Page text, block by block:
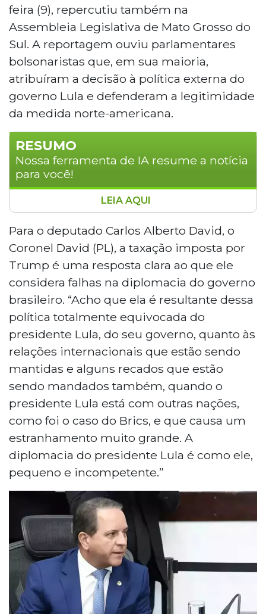
feira (9), repercutiu também na
Assembleia Legislativa de Mato Grosso do
Sul. A reportagem ouviu parlamentares
bolsonaristas que, em sua maioria,
atribuíram a decisão à política externa do
governo Lula e defenderam a legitimidade
da medida norte-americana.
RESUMO
Nossa ferramenta de IA resume a notícia
para você!
Parlamentares bolsonaristas da
Assembleia Legislativa de Mato Grosso do
Sul defendem a legitimidade da tarifa de
50% imposta por Donald Trump às
exportações brasileiras para os Estados
Unidos. Os deputados atribuem a medida
à política externa do governo Lula e às
decisões tomadas durante a reunião do
Brics. Enquanto alguns parlamentares
criticam a diplomacia do atual governo,
outros demonstram preocupação com os
impactos econômicos para o estado,
especialmente nos setores de carne
bovina e celulose. O presidente da
Assembleia, Gerson Claro, defende que a
questão seja tratada com equilíbrio,
priorizando o diálogo diplomático entre os
países.
LEIA AQUI
Para o deputado Carlos Alberto David, o
Coronel David (PL), a taxação imposta por
Trump é uma resposta clara ao que ele
considera falhas na diplomacia do governo
brasileiro. “Acho que ela é resultante dessa
política totalmente equivocada do
presidente Lula, do seu governo, quanto às
relações internacionais que estão sendo
mantidas e alguns recados que estão
sendo mandados também, quando o
presidente Lula está com outras nações,
como foi o caso do Brics, e que causa um
estranhamento muito grande. A
diplomacia do presidente Lula é como ele,
pequeno e incompetente.”